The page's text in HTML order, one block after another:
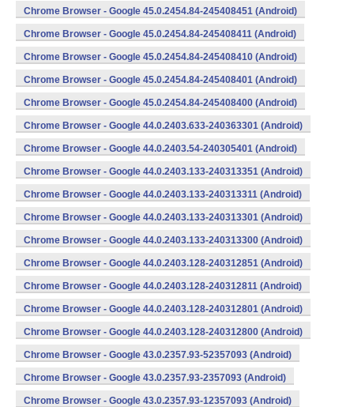
Chrome Browser - Google 45.0.2454.84-245408451 (Android)
Chrome Browser - Google 45.0.2454.84-245408411 (Android)
Chrome Browser - Google 45.0.2454.84-245408410 (Android)
Chrome Browser - Google 45.0.2454.84-245408401 (Android)
Chrome Browser - Google 45.0.2454.84-245408400 (Android)
Chrome Browser - Google 44.0.2403.633-240363301 (Android)
Chrome Browser - Google 44.0.2403.54-240305401 (Android)
Chrome Browser - Google 44.0.2403.133-240313351 (Android)
Chrome Browser - Google 44.0.2403.133-240313311 (Android)
Chrome Browser - Google 44.0.2403.133-240313301 (Android)
Chrome Browser - Google 44.0.2403.133-240313300 (Android)
Chrome Browser - Google 44.0.2403.128-240312851 (Android)
Chrome Browser - Google 44.0.2403.128-240312811 (Android)
Chrome Browser - Google 44.0.2403.128-240312801 (Android)
Chrome Browser - Google 44.0.2403.128-240312800 (Android)
Chrome Browser - Google 43.0.2357.93-52357093 (Android)
Chrome Browser - Google 43.0.2357.93-2357093 (Android)
Chrome Browser - Google 43.0.2357.93-12357093 (Android)